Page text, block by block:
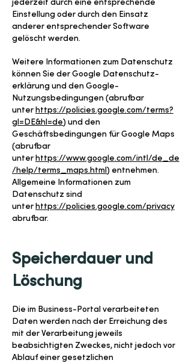
Einstellung oder durch den Einsatz
anderer entsprechender Software
gelöscht werden.
Weitere Informationen zum Datenschutz
können Sie der Google Datenschutz-
erklärung und den Google-
Nutzungsbedingungen (abrufbar
unterhttps://policies.google.com/terms?
gl=DE&hl=de) und den
Geschäftsbedingungen für Google Maps
(abrufbar
unterhttps://www.google.com/intl/de_de
/help/terms_maps.html) entnehmen.
Allgemeine Informationen zum
Datenschutz sind
unterhttps://policies.google.com/privacy
abrufbar.
Speicherdauer und
Löschung
Die im Business-Portal verarbeiteten
Daten werden nach der Erreichung des
mit der Verarbeitung jeweils
beabsichtigten Zweckes, nicht jedoch vor
Ablauf einer gesetzlichen